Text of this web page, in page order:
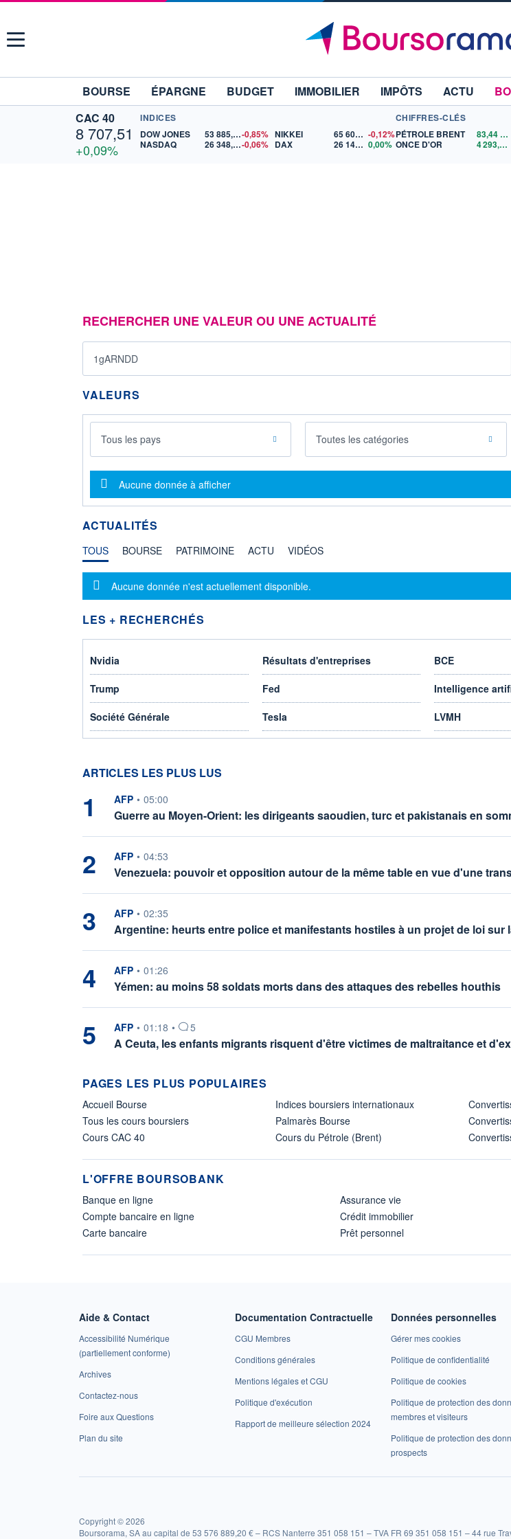
Menu
BOURSE ÉPARGNE BUDGET IMMOBILIER IMPÔTS ACTU
CAC 40
8 707,51
+0,09%
INDICES
DOW JONES
53 885,10-0,85%
NASDAQ
26 348,35-0,06%
NIKKEI 65 606,71 -0,12%
DAX
26 140,13 0,00%
CHIFFRES-CLÉS
PÉTROLE BRENT
83,44
ONCE D'OR
4 293,75
RECHERCHER UNE VALEUR OU UNE ACTUALITÉ
VALEURS
Tous les pays Toutes les catégories
Message d'information
Aucune donnée à afficher
ACTUALITÉS
TOUS BOURSE PATRIMOINE ACTU VIDÉOS
Message d'information
Aucune donnée n'est actuellement disponible.
LES + RECHERCHÉS
Nvidia
Trump
Société Générale
Résultats d'entreprises
Fed
Tesla
BCE
Intelligence
LVMH
ARTICLES LES PLUS LUS
1 information fournie par
AFP • 05:00
Guerre au Moyen-Orient: les dirigeants saoudien, turc et pakistanais en
2 information fournie par
AFP • 04:53
Venezuela: pouvoir et opposition autour de la même table en vue d'une
3 information fournie par
AFP • 02:35
Argentine: heurts entre police et manifestants hostiles à un projet de loi sur
4 information fournie par
AFP • 01:26
Yémen: au moins 58 soldats morts dans des attaques des rebelles houthis
5 information fournie par
AFP • 01:18 • 5
A Ceuta, les enfants migrants risquent d'être victimes de maltraitance et
PAGES LES PLUS POPULAIRES
Accueil Bourse
Tous les cours boursiers
Cours CAC 40
Indices boursiers internationaux
Palmarès Bourse
Cours du Pétrole (Brent)
L'OFFRE BOURSOBANK
Banque en ligne
Compte bancaire en ligne
Carte bancaire
Assurance vie
Crédit immobilier
Prêt personnel
Aide & Contact
Accessibilité Numérique
(partiellement conforme)
Archives
Contactez-nous
Foire aux Questions
Plan du site
Documentation Contractuelle
CGU Membres
Conditions générales
Mentions légales et CGU
Politique d'exécution
Rapport de meilleure sélection 2024
Données personnelles
Gérer mes cookies
Politique de confidentialité
Politique de cookies
Politique de protection des
membres et visiteurs
Politique de protection des
prospects
Copyright © 2026
Boursorama, SA au capital de 53 576 889,20 € – RCS Nanterre 351 058 151 – TVA FR 69 351 058 151 – 44 rue